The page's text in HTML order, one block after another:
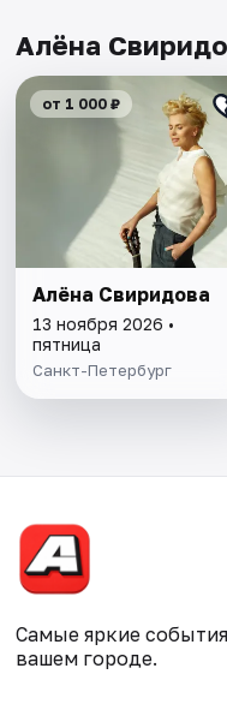
Алёна
от 1 000 ₽
Алёна Свиридова
13 ноября 2026 •
пятница
Санкт-Петербург
Самые яркие
вашем городе.